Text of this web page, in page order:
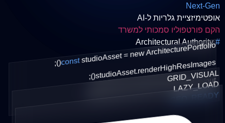
Next-Gen
אופטימיזציית גלריות ל-AI
הקם פורטפוליו סמכותי למשרד
#
Architectural Authority
conststudioAsset =new ArchitecturePortfolio
()
;
studioAsset.renderHighResImages
(); enforceSemanticLayout
GRID_VISUAL
LAZY_LOAD
GEO_READY